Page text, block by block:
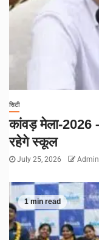
सिटी
कांवड़ मेला-
रहेगे स्कूल
July 25, 2026 Admin
1 min read